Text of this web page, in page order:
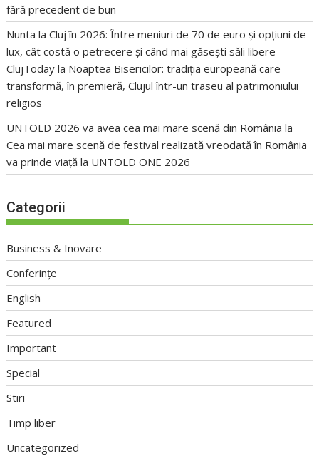
fără precedent de bun
Nunta la Cluj în 2026: Între meniuri de 70 de euro și opțiuni de
lux, cât costă o petrecere și când mai găsești săli libere -
ClujToday la Noaptea Bisericilor: tradiția europeană care
transformă, în premieră, Clujul într-un traseu al patrimoniului
religios
UNTOLD 2026 va avea cea mai mare scenă din România la
Cea mai mare scenă de festival realizată vreodată în România
va prinde viață la UNTOLD ONE 2026
Categorii
Business & Inovare
Conferințe
English
Featured
Important
Special
Stiri
Timp liber
Uncategorized